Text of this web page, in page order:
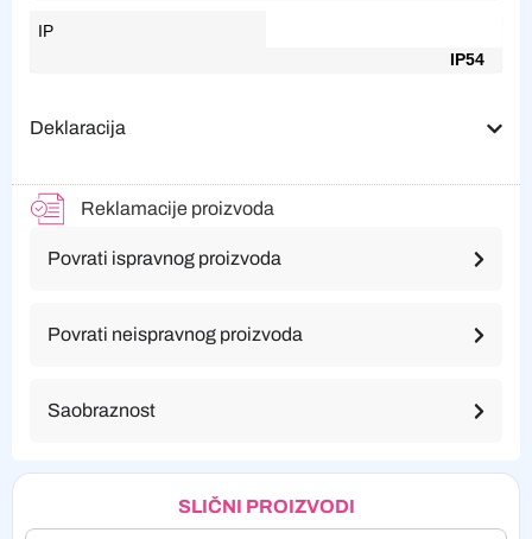
IP
IP54
Deklaracija
Reklamacije proizvoda
Povrati ispravnog proizvoda
Povrati neispravnog proizvoda
Saobraznost
SLIČNI PROIZVODI